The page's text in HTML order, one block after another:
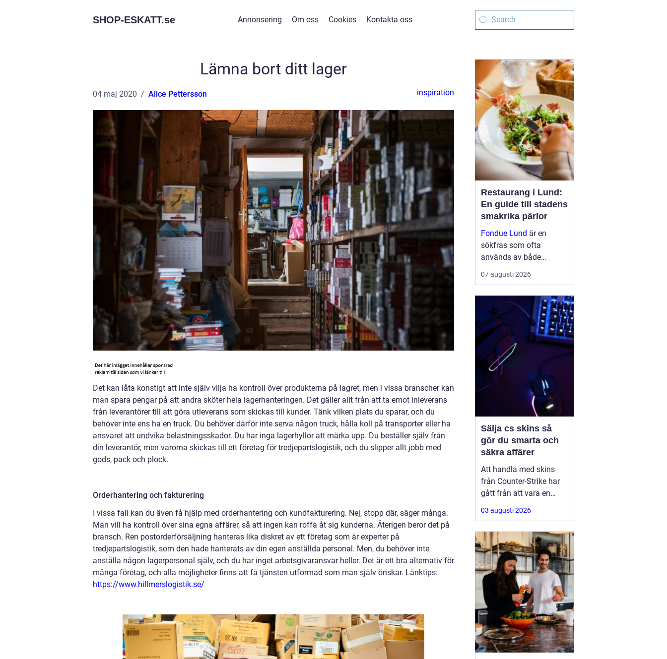
SHOP-ESKATT.se Annonsering Om oss Cookies Kontakta oss
Lämna bort ditt lager
04 maj 2020 Alice Pettersson inspiration
Det kan låta konstigt att inte själv vilja ha kontroll över produkterna på lagret, men i vissa branscher kan
man spara pengar på att andra sköter hela lagerhanteringen. Det gäller allt från att ta emot inleverans
från leverantörer till att göra utleverans som skickas till kunder. Tänk vilken plats du sparar, och du
behöver inte ens ha en truck. Du behöver därför inte serva någon truck, hålla koll på transporter eller ha
ansvaret att undvika belastningsskador. Du har inga lagerhyllor att märka upp. Du beställer själv från
din leverantör, men varorna skickas till ett företag för tredjepartslogistik, och du slipper allt jobb med
gods, pack och plock.
Orderhantering och fakturering
I vissa fall kan du även få hjälp med orderhantering och kundfakturering. Nej, stopp där, säger många.
Man vill ha kontroll över sina egna affärer, så att ingen kan roffa åt sig kunderna. Återigen beror det på
bransch. Ren postorderförsäljning hanteras lika diskret av ett företag som är experter på
tredjepartslogistik, som den hade hanterats av din egen anställda personal. Men, du behöver inte
anställa någon lagerpersonal själv, och du har inget arbetsgivaransvar heller. Det är ett bra alternativ för
många företag, och alla möjligheter finns att få tjänsten utformad som man själv önskar. Länktips:
https://www.hillmerslogistik.se/
Restaurang i Lund:
En guide till stadens
smakrika pärlor
Fondue Lund är en
sökfras som ofta
används av både
besökare och boende
som vill hitta bra
historiska
universitetsstaden.
belleepoq...
07 augusti 2026
Sälja cs skins så
gör du smarta och
säkra affärer
Att handla med skins
från Counter-Strike har
gått från att vara en
hobby till att bli en riktig
andrahandsmarknad.
sällsynta vapen-skins
kan vara värda tusentals
kronor, men många är
osäkra på hur de ska gå
till väga när de
03 augusti 2026